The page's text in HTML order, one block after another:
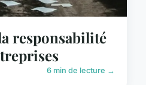
responsabilité
6 min de lecture →